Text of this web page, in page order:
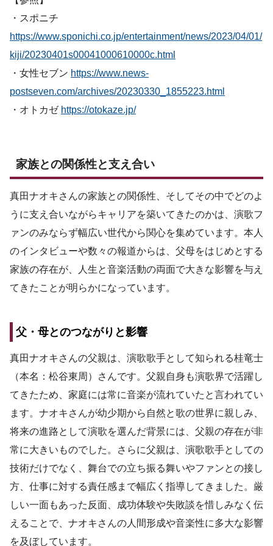
・スポニチ
https://www.sponichi.co.jp/entertainment/news/2023/04/01/
kiji/20230401s00041000610000c.html
・女性セブン https://www.news-
postseven.com/archives/20230330_1855223.html
・オトカゼ https://otokaze.jp/
家族との関係性と支え合い
真田ナオキさんの家族との関係性、そしてその中でどのよ
うに支え合いながらキャリアを築いてきたのかは、演歌フ
ァンのみならず幅広い世代から関心を集めています。本人
のインタビューや数々の報道からは、父母をはじめとする
家族の存在が、人生と音楽活動の両面で大きな影響を与え
てきたことが明らかになっています。
父・母とのつながりと影響
真田ナオキさんの父親は、演歌歌手として知られる桂竜士
（本名：松谷東周）さんです。父親自身も演歌界で活躍し
てきたため、家庭には常に音楽が流れていたと言われてい
ます。ナオキさんが幼少期から自然と歌の世界に親しみ、
将来の進路として演歌を選んだ背景には、父親の存在が非
常に大きいものでした。さらに父親は、演歌歌手としての
技術だけでなく、舞台での立ち振る舞いやファンとの接し
方、仕事に対する責任感まで幅広く指導してきました。厳
しい一面もあった反面、成功体験や失敗談を惜しみなく伝
えることで、ナオキさんの人間形成や音楽性に多大な影響
を及ぼしています。